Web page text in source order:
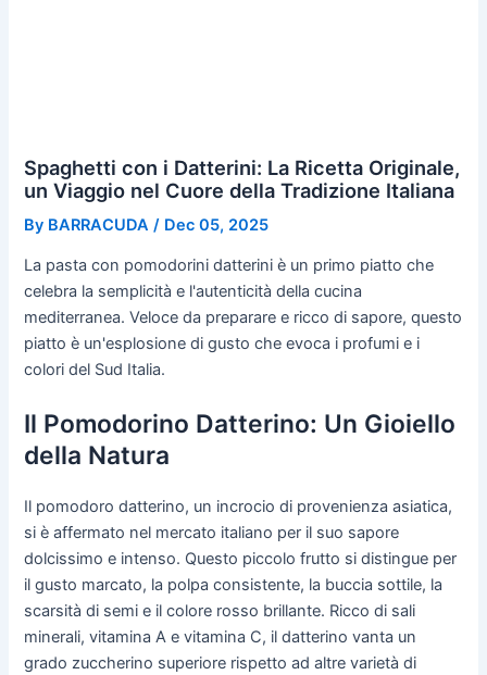
Spaghetti con i Datterini: La Ricetta Originale,
un Viaggio nel Cuore della Tradizione Italiana
By BARRACUDA / Dec 05, 2025
La pasta con pomodorini datterini è un primo piatto che
celebra la semplicità e l'autenticità della cucina
mediterranea. Veloce da preparare e ricco di sapore, questo
piatto è un'esplosione di gusto che evoca i profumi e i
colori del Sud Italia.
Il Pomodorino Datterino: Un Gioiello
della Natura
Il pomodoro datterino, un incrocio di provenienza asiatica,
si è affermato nel mercato italiano per il suo sapore
dolcissimo e intenso. Questo piccolo frutto si distingue per
il gusto marcato, la polpa consistente, la buccia sottile, la
scarsità di semi e il colore rosso brillante. Ricco di sali
minerali, vitamina A e vitamina C, il datterino vanta un
grado zuccherino superiore rispetto ad altre varietà di